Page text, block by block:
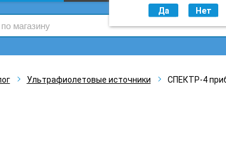
Да Нет
Ультрафиолетовые источники СПЕКТР-4